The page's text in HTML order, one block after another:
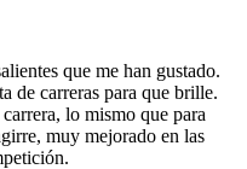
que me han gustado.
de carreras para que brille.
lo mismo que para
muy mejorado en las